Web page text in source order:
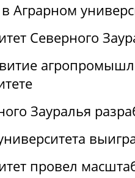
Аграрном
Северного
Зауралья
провел